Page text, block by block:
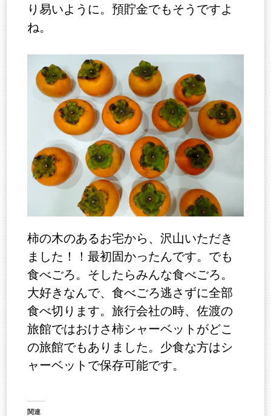
り易いように。預貯金でもそうですよ
ね。
柿の木のあるお宅から、沢山いただき
ました！！最初固かったんです。でも
食べごろ。そしたらみんな食べごろ。
大好きなんで、食べごろ逃さずに全部
食べ切ります。旅行会社の時、佐渡の
旅館ではおけさ柿シャーベットがどこ
の旅館でもありました。少食な方はシ
ャーベットで保存可能です。
関連